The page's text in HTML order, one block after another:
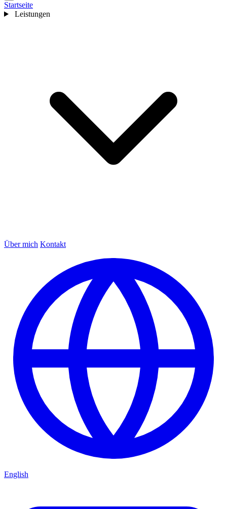
Startseite
Leistungen
Über mich Kontakt
English